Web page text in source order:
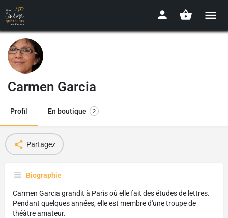
Carmen Garcia
Profil En boutique 2
Partagez
Biographie
Carmen Garcia grandit à Paris où elle fait des études de lettres.
Pendant quelques années, elle est membre d'une troupe de
théâtre amateur.